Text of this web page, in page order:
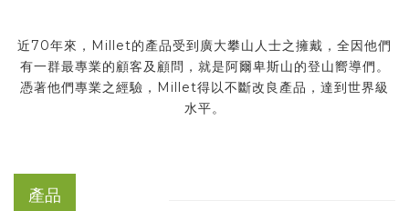
近70年來，Millet的產品受到廣大攀山人士之擁戴，全因他們
有一群最專業的顧客及顧問，就是阿爾卑斯山的登山嚮導們。
憑著他們專業之經驗，Millet得以不斷改良產品，達到世界級
水平。
產品